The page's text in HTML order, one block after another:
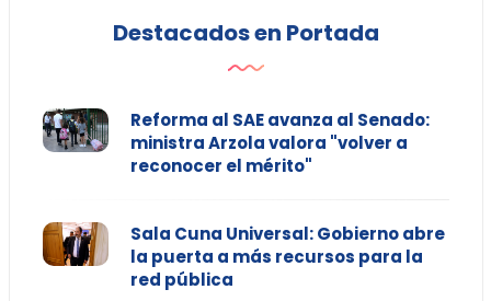
Destacados en Portada
Reforma al SAE avanza al Senado:
ministra Arzola valora "volver a
reconocer el mérito"
Sala Cuna Universal: Gobierno abre
la puerta a más recursos para la
red pública